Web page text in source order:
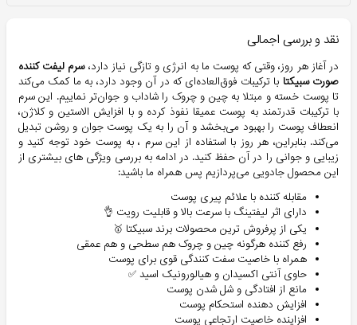
نقد و بررسی اجمالی
در آغاز هر روز، وقتی که پوست ما به انرژی و تازگی نیاز دارد،سرم لیفت کننده
صورت سبیکتا با ترکیبات فوق‌العاده‌ای که در آن وجود دارد، به ما کمک می‌کند
تا پوست خسته و مبتلا به چین و چروک را شاداب و جوان‌تر نماییم. این سرم
با ترکیبات قدرتمند به پوست عمیقا نفوذ کرده و با افزایش الاستین و کلاژن،
انعطاف پوست را بهبود می‌بخشد و آن را به یک پوست جوان و روشن تبدیل
می‌کند. بنابراین، هر روز با استفاده از این سرم ، به پوست خود توجه کنید و
زیبایی و جوانی را در آن حفظ کنید. در ادامه به بررسی ویژگی های بیشتری از
این محصول جادویی می‌پردازیم پس همراه ما باشید:
مقابله کننده با علائم پیری پوست
دارای اثر لیفتینگ با سرعت بالا و قابلیت رویت 👌
یکی از پرفروش ترین محصولات برند سبیکتا 🥇
رفع کننده هرگونه چین و چروک هم سطحی و هم عمقی
همراه با خاصیت سفت کنندگی قوی برای پوست
حاوی آنتی اکسیدان و هیالورونیک اسید ✅
مانع از افتادگی و شل شدن پوست
افزایش دهنده استحکام پوست
افزاینده خاصیت ارتجاعی پوست